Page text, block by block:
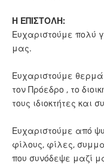
Η ΕΠΙΣΤΟΛΗ:
Ευχαριστούμε πολύ
μας.
Ευχαριστούμε θερμά
τον Πρόεδρο , το
τους ιδιοκτήτες και
Ευχαριστούμε από
φίλους, φίλες,
που συνόδεψε μαζί